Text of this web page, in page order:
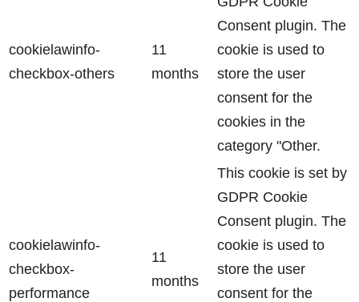
cookielawinfo-
checkbox-others
11
months
Consent plugin. The
cookie is used to
store the user
consent for the
cookies in the
category "Other.
cookielawinfo-
checkbox-
performance
11
months
This cookie is set by
GDPR Cookie
Consent plugin. The
cookie is used to
store the user
consent for the